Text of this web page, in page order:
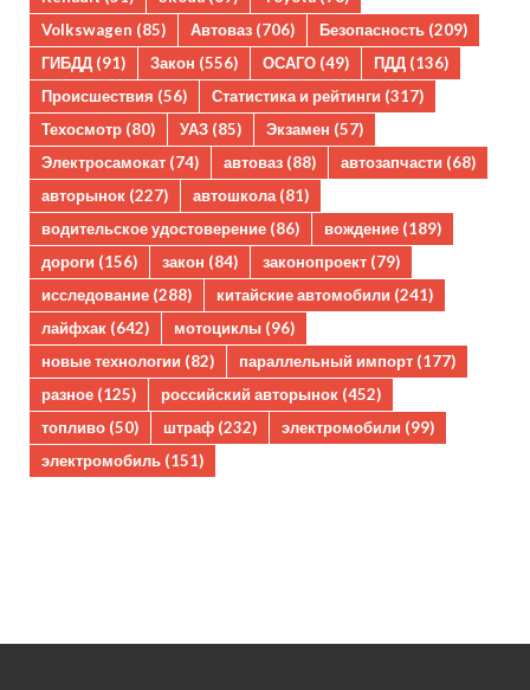
Volkswagen (85) Автоваз (706) Безопасность (209)
ГИБДД (91) Закон (556) ОСАГО (49) ПДД (136)
Происшествия (56) Статистика и рейтинги (317)
Техосмотр (80) УАЗ (85) Экзамен (57)
Электросамокат (74) автоваз (88) автозапчасти (68)
авторынок (227) автошкола (81)
водительское удостоверение (86) вождение (189)
дороги (156) закон (84) законопроект (79)
исследование (288) китайские автомобили (241)
лайфхак (642) мотоциклы (96)
новые технологии (82) параллельный импорт (177)
разное (125) российский авторынок (452)
топливо (50) штраф (232) электромобили (99)
электромобиль (151)